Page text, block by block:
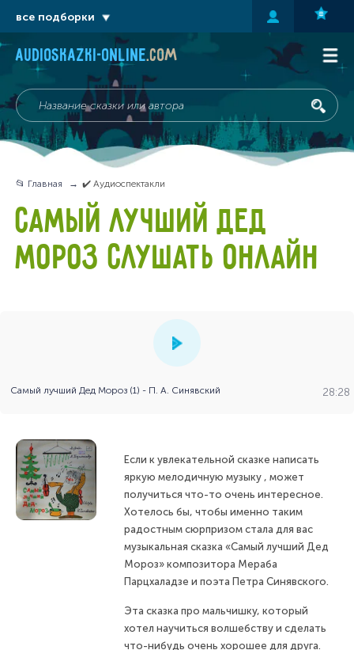
audioskazki-online.com
📂 Главная ✔️ Аудиоспектакли
САМЫЙ ЛУЧШИЙ ДЕД
МОРОЗ СЛУШАТЬ ОНЛАЙН
Самый лучший Дед Мороз (1) - П. А. Синявский 28:28
Если к увлекательной сказке написать
яркую мелодичную музыку , может
получиться что-то очень интересное.
Хотелось бы, чтобы именно таким
радостным сюрпризом стала для вас
музыкальная сказка «Самый лучший Дед
Мороз» композитора Мераба
Парцхаладзе и поэта Петра Синявского.
Эта сказка про мальчишку, который
хотел научиться волшебству и сделать
что-нибудь очень хорошее для друга.
все подборки